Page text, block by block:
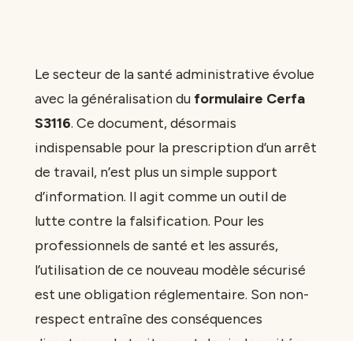
Le secteur de la santé administrative évolue
avec la généralisation du formulaire Cerfa
S3116. Ce document, désormais
indispensable pour la prescription d’un arrêt
de travail, n’est plus un simple support
d’information. Il agit comme un outil de
lutte contre la falsification. Pour les
professionnels de santé et les assurés,
l’utilisation de ce nouveau modèle sécurisé
est une obligation réglementaire. Son non-
respect entraîne des conséquences